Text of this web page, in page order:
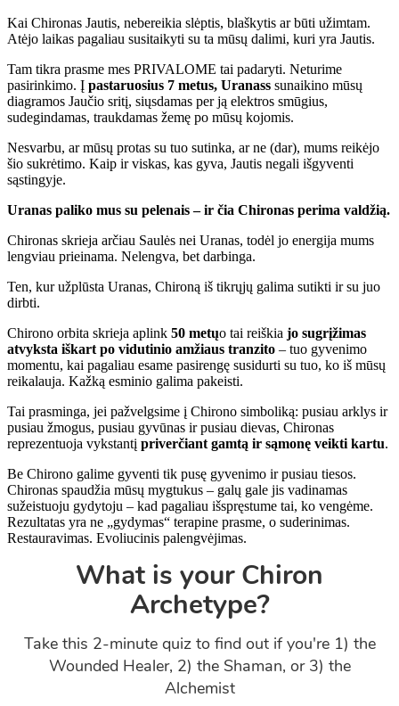
Kai Chironas Jautis, nebereikia slėptis, blaškytis ar būti užimtam.
Atėjo laikas pagaliau susitaikyti su ta mūsų dalimi, kuri yra Jautis.
Tam tikra prasme mes PRIVALOME tai padaryti. Neturime
pasirinkimo. Į pastaruosius 7 metus, Uranass sunaikino mūsų
diagramos Jaučio sritį, siųsdamas per ją elektros smūgius,
sudegindamas, traukdamas žemę po mūsų kojomis.
Nesvarbu, ar mūsų protas su tuo sutinka, ar ne (dar), mums reikėjo
šio sukrėtimo. Kaip ir viskas, kas gyva, Jautis negali išgyventi
sąstingyje.
Uranas paliko mus su pelenais – ir čia Chironas perima valdžią.
Chironas skrieja arčiau Saulės nei Uranas, todėl jo energija mums
lengviau prieinama. Nelengva, bet darbinga.
Ten, kur užplūsta Uranas, Chironą iš tikrųjų galima sutikti ir su juo
dirbti.
Chirono orbita skrieja aplink 50 metųo tai reiškia jo sugrįžimas
atvyksta iškart po vidutinio amžiaus tranzito – tuo gyvenimo
momentu, kai pagaliau esame pasirengę susidurti su tuo, ko iš mūsų
reikalauja. Kažką esminio galima pakeisti.
Tai prasminga, jei pažvelgsime į Chirono simboliką: pusiau arklys ir
pusiau žmogus, pusiau gyvūnas ir pusiau dievas, Chironas
reprezentuoja vykstantį priverčiant gamtą ir sąmonę veikti kartu.
Be Chirono galime gyventi tik pusę gyvenimo ir pusiau tiesos.
Chironas spaudžia mūsų mygtukus – galų gale jis vadinamas
sužeistuoju gydytoju – kad pagaliau išspręstume tai, ko vengėme.
Rezultatas yra ne „gydymas“ terapine prasme, o suderinimas.
Restauravimas. Evoliucinis palengvėjimas.